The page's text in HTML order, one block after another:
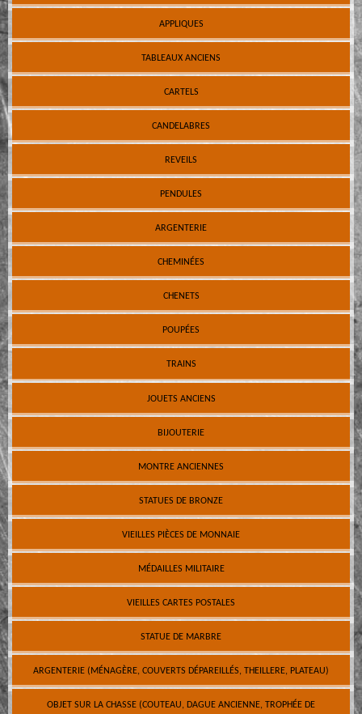
APPLIQUES
TABLEAUX ANCIENS
CARTELS
CANDELABRES
REVEILS
PENDULES
ARGENTERIE
CHEMINÉES
CHENETS
POUPÉES
TRAINS
JOUETS ANCIENS
BIJOUTERIE
MONTRE ANCIENNES
STATUES DE BRONZE
VIEILLES PIÈCES DE MONNAIE
MÉDAILLES MILITAIRE
VIEILLES CARTES POSTALES
STATUE DE MARBRE
ARGENTERIE (MÉNAGÈRE, COUVERTS DÉPAREILLÉS, THEILLERE, PLATEAU)
OBJET SUR LA CHASSE (COUTEAU, DAGUE ANCIENNE, TROPHÉE DE